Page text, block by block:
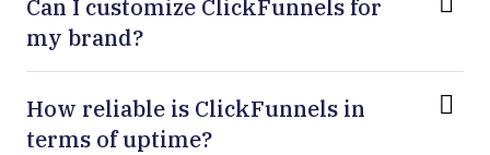
Can I customize ClickFunnels for
my brand?
How reliable is ClickFunnels in
terms of uptime?